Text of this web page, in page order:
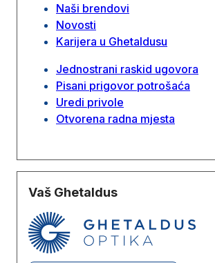
Naši brendovi
Novosti
Karijera u Ghetaldusu
Jednostrani raskid ugovora
Pisani prigovor potrošaća
Uredi privole
Otvorena radna mjesta
Vaš Ghetaldus